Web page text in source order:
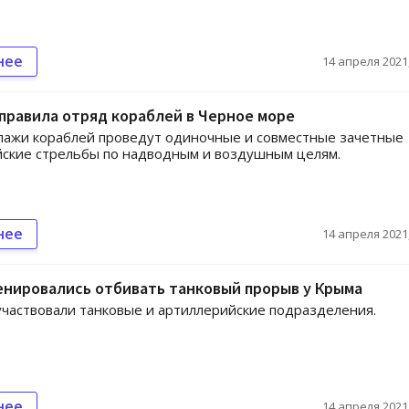
14 апреля
отряд кораблей в Черное море
кораблей проведут одиночные и совместные зачетные
стрельбы по надводным и воздушным целям.
14 апреля
отбивать танковый прорыв у Крыма
танковые и артиллерийские подразделения.